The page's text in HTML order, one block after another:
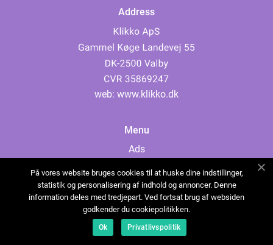
Address
web: www.klikko.dk
Menu
Ads
Cookies
Contact
Sitemap
På vores website bruges cookies til at huske dine indstillinger,
statistik og personalisering af indhold og annoncer. Denne
information deles med tredjepart. Ved fortsat brug af websiden
godkender du cookiepolitikken.
Ok Privatlivspolitik